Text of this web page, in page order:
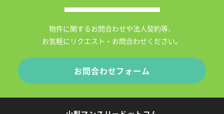
物件に関するお問合わせや法人契約等、
お気軽にリクエスト・お問合わせください。
お問合わせフォーム